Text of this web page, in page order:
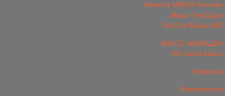
Koestler MAICO Amerika
Maico Test Days
Roll Out Maico 685
MAICO-WIKIPEDIA
100 Jahre Maico
Motorrad
Neumotorrad